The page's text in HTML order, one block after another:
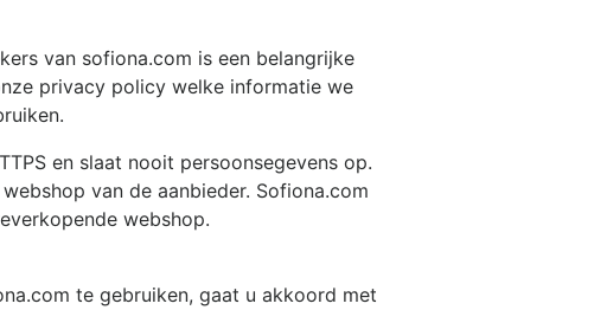
van sofiona.com is een belangrijke
privacy policy welke informatie we
en slaat nooit persoonsegevens op.
van de aanbieder. Sofiona.com
webshop.
te gebruiken, gaat u akkoord met